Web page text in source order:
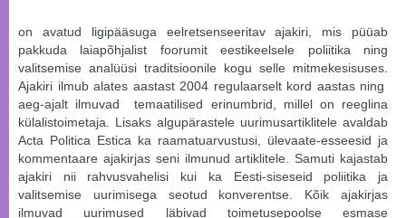
on avatud ligipääsuga eelretsenseeritav ajakiri, mis püüab
pakkuda laiapõhjalist foorumit eestikeelsele poliitika ning
valitsemise analüüsi traditsioonile kogu selle mitmekesisuses.
Ajakiri ilmub alates aastast 2004 regulaarselt kord aastas ning
aeg-ajalt ilmuvad temaatilised erinumbrid, millel on reeglina
külalistoimetaja. Lisaks algupärastele uurimusartiklitele avaldab
Acta Politica Estica ka raamatuarvustusi, ülevaate-esseesid ja
kommentaare ajakirjas seni ilmunud artiklitele. Samuti kajastab
ajakiri nii rahvusvahelisi kui ka Eesti-siseseid poliitika ja
valitsemise uurimisega seotud konverentse. Kõik ajakirjas
ilmuvad uurimused läbivad toimetusepoolse esmase